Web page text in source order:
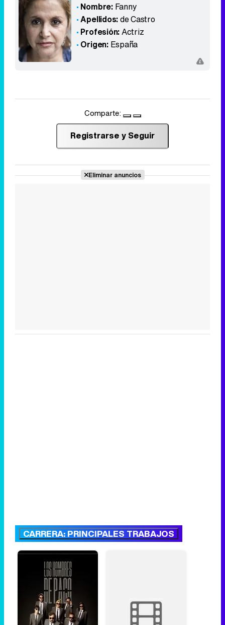
Nombre: Fanny
Apellidos:de Castro
Profesión:Actriz
Origen: España
Comparte:
Registrarse y Seguir
Eliminar anuncios
CARRERA: PRINCIPALES TRABAJOS